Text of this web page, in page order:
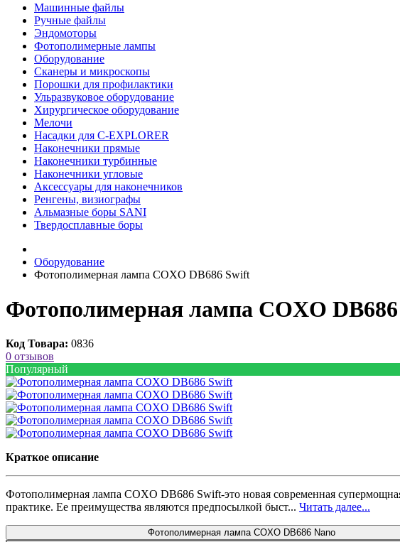
Машинные файлы
Ручные файлы
Эндомоторы
Фотополимерные лампы
Оборудование
Сканеры и микроскопы
Порошки для профилактики
Ульразвуковое оборудование
Хирургическое оборудование
Мелочи
Насадки для C-EXPLORER
Наконечники прямые
Наконечники турбинные
Наконечники угловые
Аксессуары для наконечников
Ренгены, визиографы
Альмазные боры SANI
Твердосплавные боры
Оборудование
Фотополимерная лампа COXO DB686 Swift
Фотополимерная лампа COXO
Код Товара: 0836
0 отзывов
Популярный
Краткое описание
Фотополимерная лампа COXO DB686 Swift-это новая современная
практике. Ее преимущества являются предпосылкой быст... Читать далее...
Фотополимерная лампа COXO DB686 Nano